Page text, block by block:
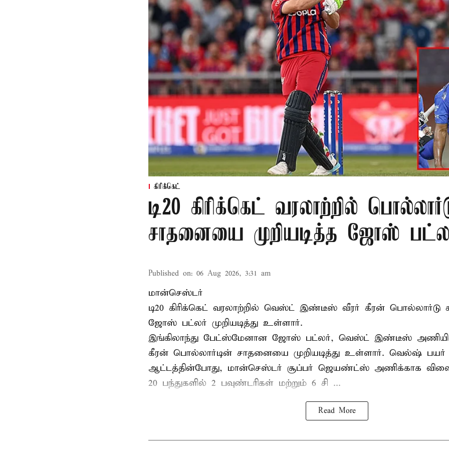
கிரிக்கெட்
டி20 கிரிக்கெட் வரலாற்றில்
சாதனையை முறியடித்த ஜோஸ்
Published on: 06 Aug 2026, 3:31 am
மான்செஸ்டர்
டி20 கிரிக்கெட் வரலாற்றில் வெஸ்ட் இண்டீஸ் வீரர் கீரன்
ஜோஸ் பட்லர் முறியடித்து உள்ளார்.
இங்கிலாந்து பேட்ஸ்மேனான ஜோஸ் பட்லர், வெஸ்ட் இண்டீஸ் அணியின்
கீரன் பொல்லார்டின் சாதனையை முறியடித்து உள்ளார். வெல்ஷ் பயர்
ஆட்டத்தின்போது, மான்செஸ்டர் சூப்பர் ஜெயண்ட்ஸ் அணிக்காக
20 பந்துகளில் 2 பவுண்டரிகள் மற்றும் 6 சி ...
Read More